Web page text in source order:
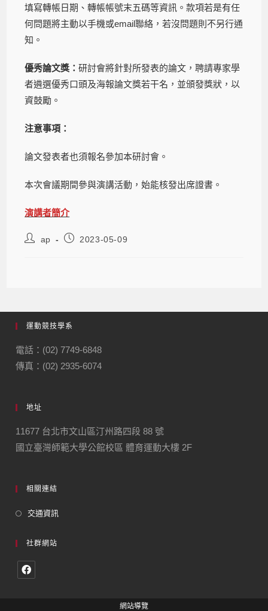
填寫轉帳日期、轉帳帳號末五碼等資訊。款項若是有任
何問題將主動以手機或email聯絡，若沒問題則不另行通
知。
優秀論文獎：研討會將針對所發表的論文，聘請專家學
者遴選優秀口頭及海報論文獎若干名，並頒發獎狀，以
資鼓勵。
注意事項：
論文發表者也須報名參加本研討會。
本次會議期間參與演講活動，始能核發出席證書。
演講者簡介
ap 2023-05-09
運動競技學系
電話：(02) 7749-6848
傳真：(02) 2935-6074
地址
11677 台北市文山區汀州路四段 88 號
國立臺灣師範大學公館校區 體育運動大樓 2F
相關連結
交通資訊
社群網站
網站導覽